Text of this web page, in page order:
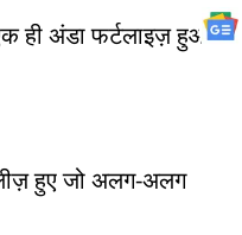
ही अंडा फर्टलाइज़ हुआ
हुए जो अलग-अलग